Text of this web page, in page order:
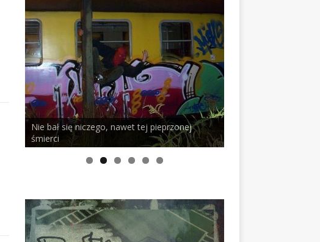
Nie bał się niczego, nawet tej pieprzonej
śmierci